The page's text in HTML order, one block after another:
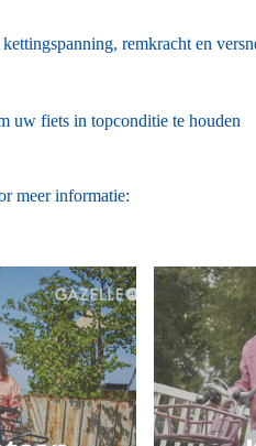
remkracht en
uw fiets in topconditie te houden
meer informatie: